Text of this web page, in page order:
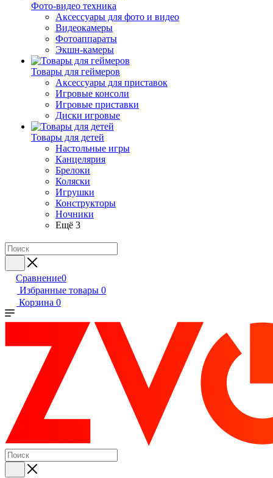
Фото-видео техника
Аксессуары для фото и видео
Видеокамеры
Фотоаппараты
Экшн-камеры
Товары для геймеров
Аксессуары для приставок
Игровые консоли
Игровые приставки
Диски игровые
Товары для детей
Настольные игры
Канцелярия
Брелоки
Коляски
Игрушки
Конструкторы
Ночники
Ещё 3
Сравнение0
Избранные товары 0
Корзина 0